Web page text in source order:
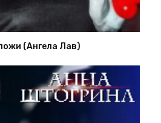
(Ангела Лав)